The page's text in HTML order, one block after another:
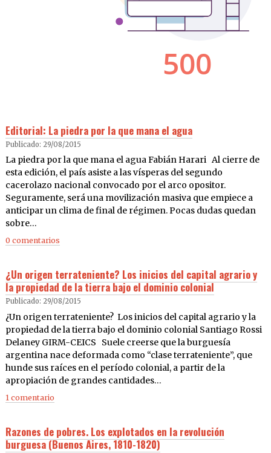
Editorial: La piedra por la que mana el agua
Publicado: 29/08/2015
La piedra por la que mana el agua Fabián Harari Al cierre de
esta edición, el país asiste a las vísperas del segundo
cacerolazo nacional convocado por el arco opositor.
Seguramente, será una movilización masiva que empiece a
anticipar un clima de final de régimen. Pocas dudas quedan
sobre…
0 comentarios
¿Un origen terrateniente? Los inicios del capital agrario y
la propiedad de la tierra bajo el dominio colonial
Publicado: 29/08/2015
¿Un origen terrateniente? Los inicios del capital agrario y la
propiedad de la tierra bajo el dominio colonial Santiago Rossi
Delaney GIRM-CEICS Suele creerse que la burguesía
argentina nace deformada como “clase terrateniente”, que
hunde sus raíces en el período colonial, a partir de la
apropiación de grandes cantidades…
1 comentario
Razones de pobres. Los explotados en la revolución
burguesa (Buenos Aires, 1810-1820)